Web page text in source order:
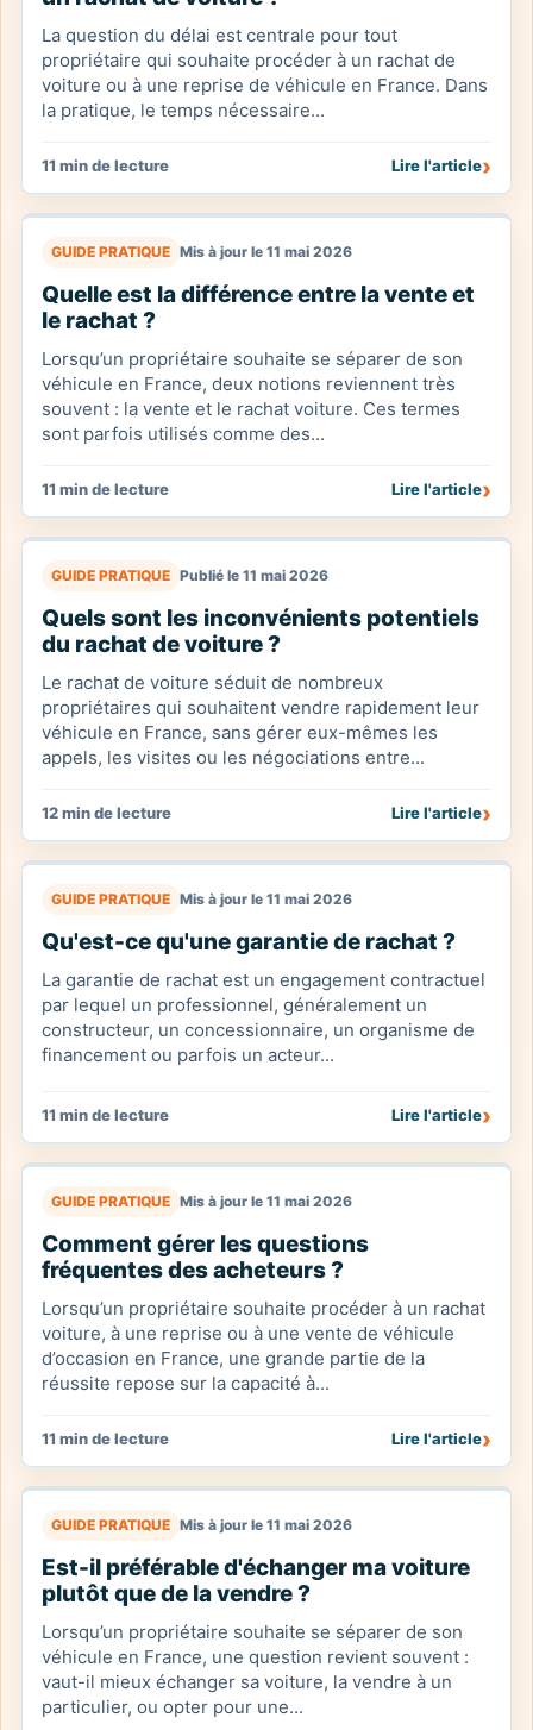
La question du délai est centrale pour tout
propriétaire qui souhaite procéder à un rachat de
voiture ou à une reprise de véhicule en France. Dans
la pratique, le temps nécessaire...
11 min de lecture Lire l'article›
GUIDE PRATIQUE Mis à jour le 11 mai 2026
Quelle est la différence entre la vente et
le rachat ?
Lorsqu’un propriétaire souhaite se séparer de son
véhicule en France, deux notions reviennent très
souvent : la vente et le rachat voiture. Ces termes
sont parfois utilisés comme des...
11 min de lecture Lire l'article›
GUIDE PRATIQUE Publié le 11 mai 2026
Quels sont les inconvénients potentiels
du rachat de voiture ?
Le rachat de voiture séduit de nombreux
propriétaires qui souhaitent vendre rapidement leur
véhicule en France, sans gérer eux-mêmes les
appels, les visites ou les négociations entre...
12 min de lecture Lire l'article›
GUIDE PRATIQUE Mis à jour le 11 mai 2026
Qu'est-ce qu'une garantie de rachat ?
La garantie de rachat est un engagement contractuel
par lequel un professionnel, généralement un
constructeur, un concessionnaire, un organisme de
financement ou parfois un acteur...
11 min de lecture Lire l'article›
GUIDE PRATIQUE Mis à jour le 11 mai 2026
Comment gérer les questions
fréquentes des acheteurs ?
Lorsqu’un propriétaire souhaite procéder à un rachat
voiture, à une reprise ou à une vente de véhicule
d’occasion en France, une grande partie de la
réussite repose sur la capacité à...
11 min de lecture Lire l'article›
GUIDE PRATIQUE Mis à jour le 11 mai 2026
Est-il préférable d'échanger ma voiture
plutôt que de la vendre ?
Lorsqu’un propriétaire souhaite se séparer de son
véhicule en France, une question revient souvent :
vaut-il mieux échanger sa voiture, la vendre à un
particulier, ou opter pour une...